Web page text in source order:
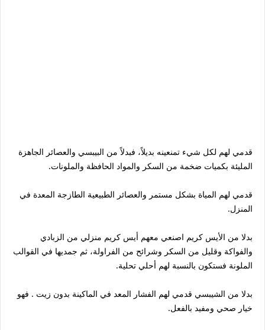
قدمي لهم لكل شيء تمنعينه بديلاً، فبدلاً من البيبسي والعصائر الجاهزة
المليئة بكميات ضخمة من السكر والمواد الحافظة والملونات.
قدمي لهم المياة بشكل مستمر والعصائر الطبيعية الطازجة المعدة في
المنزل.
بدلا من الأيس كريم اصنعي معهم أيس كريم منزلي من الزبادي
والفواكة وقليل من السكر وشرائح من الفراولة، ثم جمديها في القوالب
الملونة فستكون بالنسبة لهم أحلي تحلية.
بدلا من الشيبسي قدمي لهم الفشار المعد في الماكينة بدون زيت . فهو
خيار صحي ومفيد بالفعل.